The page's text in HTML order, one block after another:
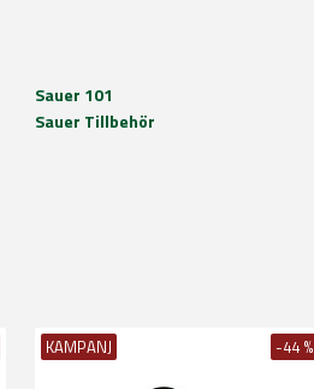
Sauer 101
Sauer Tillbehör
KAMPANJ -44 %